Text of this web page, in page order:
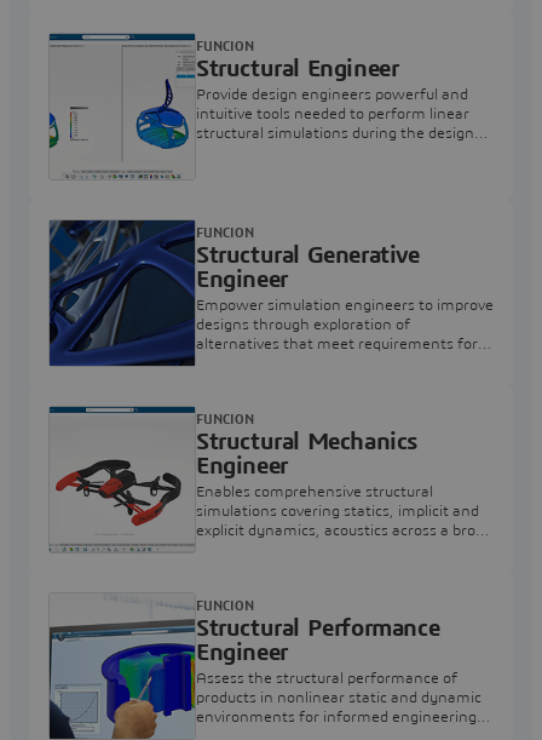
Structural Engineer
Provide design engineers powerful and
intuitive tools needed to perform linear
structural simulations during the design
FUNCION
Structural Generative
Engineer
Empower simulation engineers to improve
designs through exploration of
alternatives that meet requirements for
FUNCION
Structural Mechanics
Engineer
Enables comprehensive structural
simulations covering statics, implicit and
explicit dynamics, acoustics across a broad
FUNCION
Structural Performance
Engineer
Assess the structural performance of
products in nonlinear static and dynamic
environments for informed engineering
FUNCION